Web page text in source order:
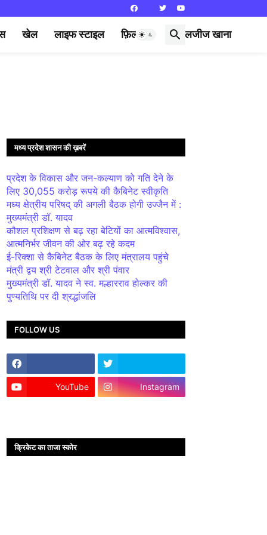
खेल लाइफ स्टाइल फ़िल्मी दुनिया लजीज खाना
मध्य प्रदेश शासन की ख़बरें
प्रदेश के विकास और जन-कल्याण को गति देने के
लिए 30,055 करोड़ रूपये की कैबिनेट स्वीकृति
मध्य क्षेत्रीय परिषद् की अगली बैठक होगी उज्जैन में :
मुख्यमंत्री डॉ. यादव
कौशल प्रशिक्षण से बढ़ रहा बेटियों का आत्मविश्वास,
आत्मनिर्भर जीवन की ओर बढ़ रहे कदम
ई-रिक्शा से कैबिनेट बैठक के लिए मंत्रालय पहुंचे
मंत्री द्वय श्री टेटवाल और श्री पंवार
मुख्यमंत्री डॉ. यादव ने स्व. मल्हारराव होल्कर की
पुण्यतिथि पर दी श्रद्धांजलि
FOLLOW US
YouTube Instagram
क्रिकेट का ताजा स्कोर